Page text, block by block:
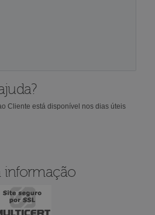
Cliente está disponível nos dias úteis
informação